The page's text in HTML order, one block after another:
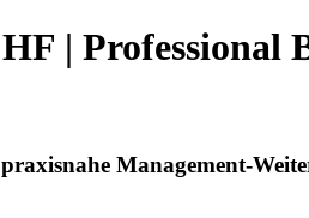
| Professional
Management-